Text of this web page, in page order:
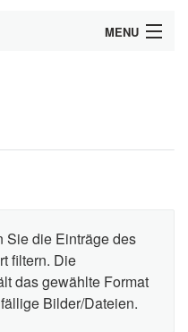
MENU
Sie die Einträge des
filtern. Die
das gewählte Format
Bilder/Dateien.